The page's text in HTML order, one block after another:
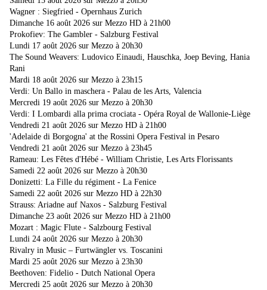
Wagner : Siegfried - Opernhaus Zurich
Dimanche 16 août 2026 sur Mezzo HD à 21h00
Prokofiev: The Gambler - Salzburg Festival
Lundi 17 août 2026 sur Mezzo à 20h30
The Sound Weavers: Ludovico Einaudi, Hauschka, Joep Beving, Hania
Rani
Mardi 18 août 2026 sur Mezzo à 23h15
Verdi: Un Ballo in maschera - Palau de les Arts, Valencia
Mercredi 19 août 2026 sur Mezzo à 20h30
Verdi: I Lombardi alla prima crociata - Opéra Royal de Wallonie-Liège
Vendredi 21 août 2026 sur Mezzo HD à 21h00
'Adelaide di Borgogna' at the Rossini Opera Festival in Pesaro
Vendredi 21 août 2026 sur Mezzo à 23h45
Rameau: Les Fêtes d'Hébé - William Christie, Les Arts Florissants
Samedi 22 août 2026 sur Mezzo à 20h30
Donizetti: La Fille du régiment - La Fenice
Samedi 22 août 2026 sur Mezzo HD à 22h30
Strauss: Ariadne auf Naxos - Salzburg Festival
Dimanche 23 août 2026 sur Mezzo HD à 21h00
Mozart : Magic Flute - Salzbourg Festival
Lundi 24 août 2026 sur Mezzo à 20h30
Rivalry in Music – Furtwängler vs. Toscanini
Mardi 25 août 2026 sur Mezzo à 23h30
Beethoven: Fidelio - Dutch National Opera
Mercredi 25 août 2026 sur Mezzo à 20h30